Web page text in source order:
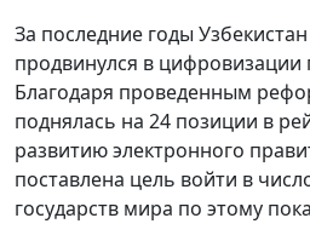
За последние годы
продвинулся в цифровизации
Благодаря проведенным
поднялась на 24 позиции в
развитию электронного
поставлена цель войти в
государств мира по этому